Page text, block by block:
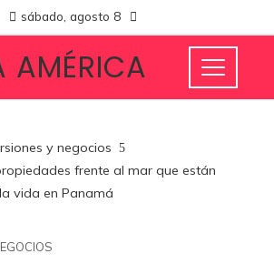
sábado, agosto 8
AMÉRICA
y negocios
frente al mar que están
vida en Panamá